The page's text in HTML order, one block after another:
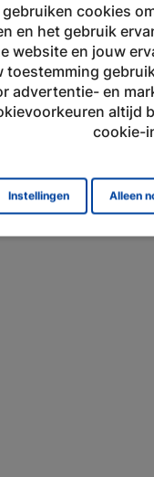
gebruiken cookies
en het gebruik
website en jouw
toestemming
advertentie- en
altijd
cookie-
Instellingen Alleen